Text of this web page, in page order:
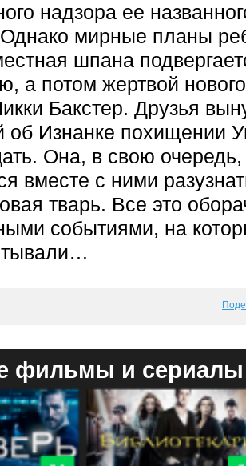
надзора ее
мирные планы
шпана
а потом жертвой
Бакстер. Друзья
об Изнанке похищении
Она, в свою очередь,
вместе с ними
тварь. Все это
событиями, на
фильмы и сериалы